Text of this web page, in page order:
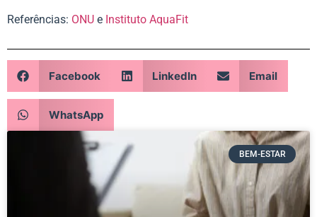
Referências: ONU e Instituto AquaFit
Facebook LinkedIn Email
WhatsApp
BEM-ESTAR